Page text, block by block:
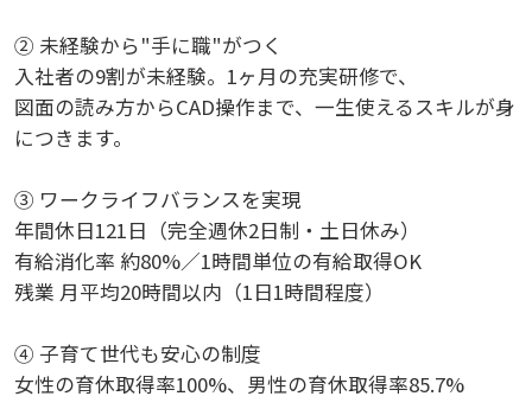
② 未経験から"手に職"がつく
入社者の9割が未経験。1ヶ月の充実研修で、
図面の読み方からCAD操作まで、一生使えるスキルが身
につきます。
③ ワークライフバランスを実現
年間休日121日（完全週休2日制・土日休み）
有給消化率 約80%／1時間単位の有給取得OK
残業 月平均20時間以内（1日1時間程度）
④ 子育て世代も安心の制度
女性の育休取得率100%、男性の育休取得率85.7%